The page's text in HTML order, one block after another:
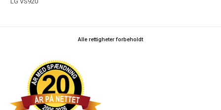
Alle rettigheter forbeholdt